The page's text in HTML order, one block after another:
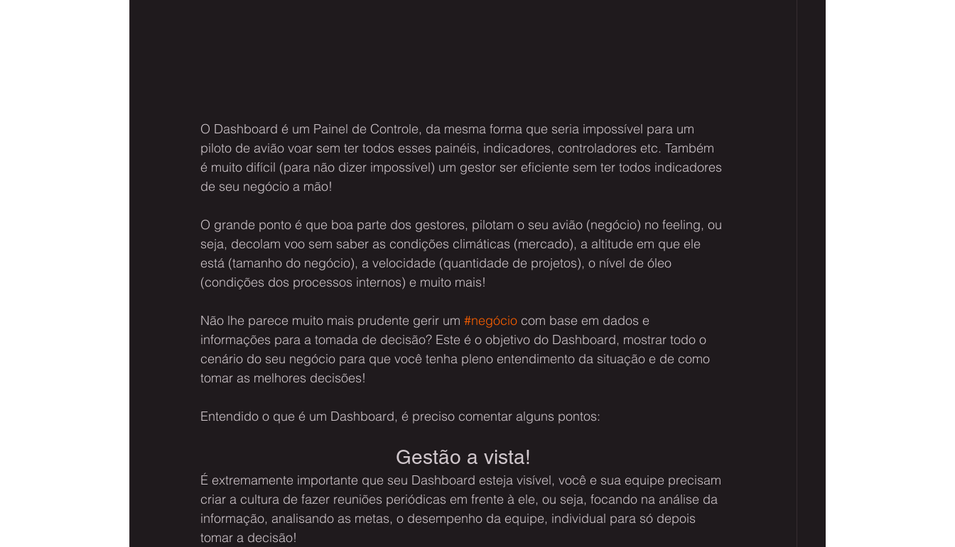
O Dashboard é um Painel de Controle, da mesma forma que seria impossível para um
piloto de avião voar sem ter todos esses painéis, indicadores, controladores etc. Também
é muito difícil (para não dizer impossível) um gestor ser eficiente sem ter todos indicadores
de seu negócio a mão!
O grande ponto é que boa parte dos gestores, pilotam o seu avião (negócio) no feeling, ou
seja, decolam voo sem saber as condições climáticas (mercado), a altitude em que ele
está (tamanho do negócio), a velocidade (quantidade de projetos), o nível de óleo
(condições dos processos internos) e muito mais!
Não lhe parece muito mais prudente gerir um #negócio com base em dados e
informações para a tomada de decisão? Este é o objetivo do Dashboard, mostrar todo o
cenário do seu negócio para que você tenha pleno entendimento da situação e de como
tomar as melhores decisões!
Entendido o que é um Dashboard, é preciso comentar alguns pontos:
Gestão a vista!
É extremamente importante que seu Dashboard esteja visível, você e sua equipe precisam
criar a cultura de fazer reuniões periódicas em frente à ele, ou seja, focando na análise da
informação, analisando as metas, o desempenho da equipe, individual para só depois
tomar a decisão!